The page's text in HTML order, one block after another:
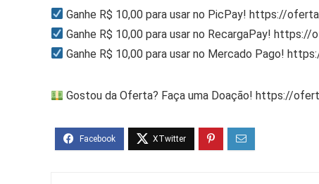
Ganhe R$ 10,00 para usar no PicPay! https://
Ganhe R$ 10,00 para usar no RecargaPay!
Ganhe R$ 10,00 para usar no Mercado Pago!
Gostou da Oferta? Faça uma Doação! https://